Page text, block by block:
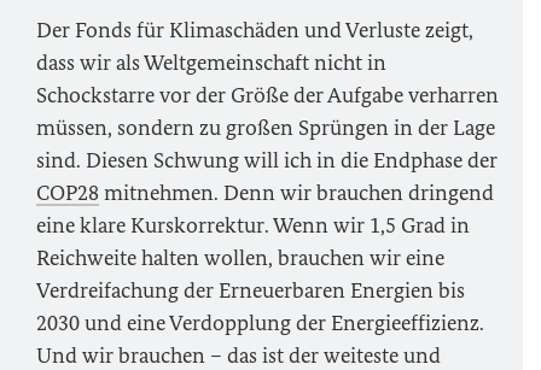
Der Fonds für Klimaschäden und Verluste zeigt,
dass wir als Weltgemeinschaft nicht in
Schockstarre vor der Größe der Aufgabe verharren
müssen, sondern zu großen Sprüngen in der Lage
sind. Diesen Schwung will ich in die Endphase der
COP28 mitnehmen. Denn wir brauchen dringend
eine klare Kurskorrektur. Wenn wir 1,5 Grad in
Reichweite halten wollen, brauchen wir eine
Verdreifachung der Erneuerbaren Energien bis
2030 und eine Verdopplung der Energieeffizienz.
Und wir brauchen – das ist der weiteste und